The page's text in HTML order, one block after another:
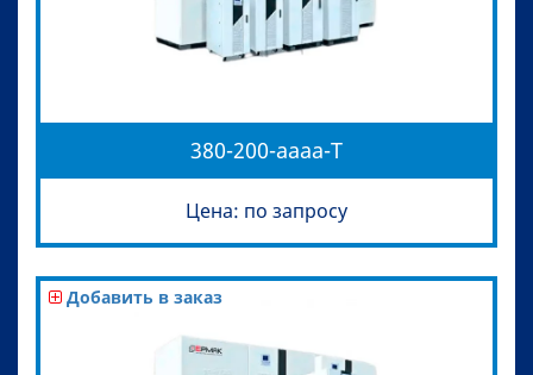
380-200-aaaa-T
Цена: по запросу
Добавить в заказ